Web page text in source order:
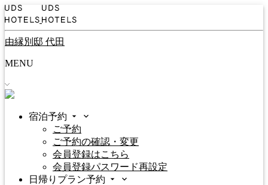
由縁別邸 代田
MENU
宿泊予約
ご予約
ご予約の確認・変更
会員登録はこちら
会員登録パスワード再設定
日帰りプラン予約